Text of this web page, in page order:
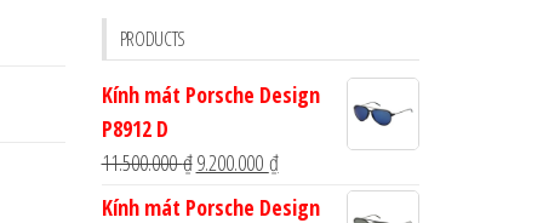
cho:
PRODUCTS
Kính mát Porsche Design
P8912 D
11.500.000₫Giá
gốc
9.200.000 ₫Giá
hiện
Kính mát Porsche Design